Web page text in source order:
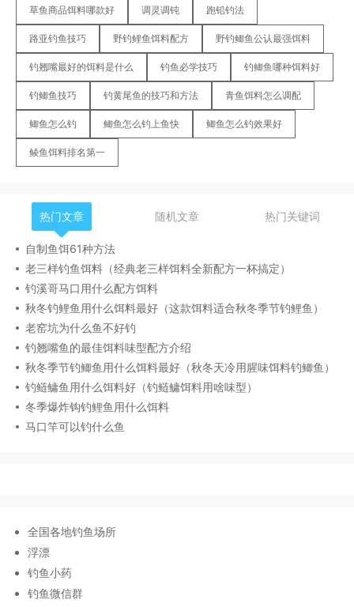
草鱼商品饵料哪款好 调灵调钝 跑铅钓法
路亚钓鱼技巧 野钓鲤鱼饵料配方 野钓鲫鱼公认最强饵料
钓翘嘴最好的饵料是什么 钓鱼必学技巧 钓鲫鱼哪种饵料好
钓鲫鱼技巧 钓黄尾鱼的技巧和方法 青鱼饵料怎么调配
鲫鱼怎么钓 鲫鱼怎么钓上鱼快 鲫鱼怎么钓效果好
鲮鱼饵料排名第一
热门文章 随机文章 热门关键词
自制鱼饵61种方法
老三样钓鱼饵料（经典老三样饵料全新配方一杯搞定）
钓溪哥马口用什么配方饵料
秋冬钓鲤鱼用什么饵料最好（这款饵料适合秋冬季节钓鲤鱼）
老窑坑为什么鱼不好钓
钓翘嘴鱼的最佳饵料味型配方介绍
秋冬季节钓鲫鱼用什么饵料最好（秋冬天冷用腥味饵料钓鲫鱼）
钓鲢鳙鱼用什么饵料好（钓鲢鳙饵料用啥味型）
冬季爆炸钩钓鲤鱼用什么饵料
马口竿可以钓什么鱼
全国各地钓鱼场所
浮漂
钓鱼小药
钓鱼微信群